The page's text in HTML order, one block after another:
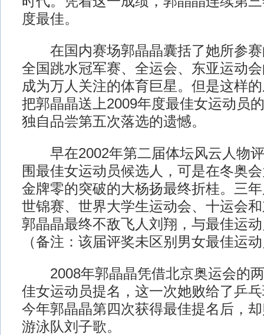
度最佳。
在国内赛场郭晶晶囊括了她所参赛
全国跳水冠军赛、全运会、东亚运动
成为万人关注的体育巨星。但是这样
把郭晶晶送上2009年度最佳女运动员
独自品尝第五次落选的遗憾。
早在2002年第二届体坛风云人物评
围最佳女运动员候选人，可是在冬奥
金牌零的突破的大杨扬最终折桂。三
世锦赛、世界大学生运动会、十运会
郭晶晶最终不敌飞人刘翔，与最佳运
（备注：该届评奖未区别男女最佳运
2008年郭晶晶凭借北京奥运会的两
佳女运动员提名，这一次她败给了乒乓
今年郭晶晶第四次获得最佳提名后，
游泳队刘子歌。